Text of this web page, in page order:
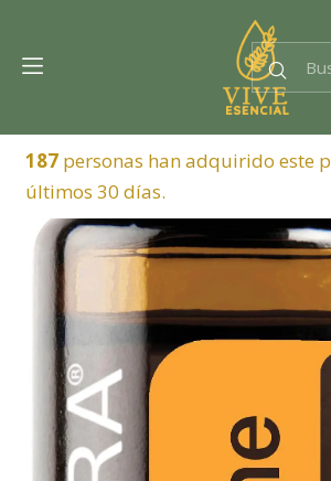
187personas han adquirido este
últimos 30 días.
Dra. EsencIAl
Experta en bienestar